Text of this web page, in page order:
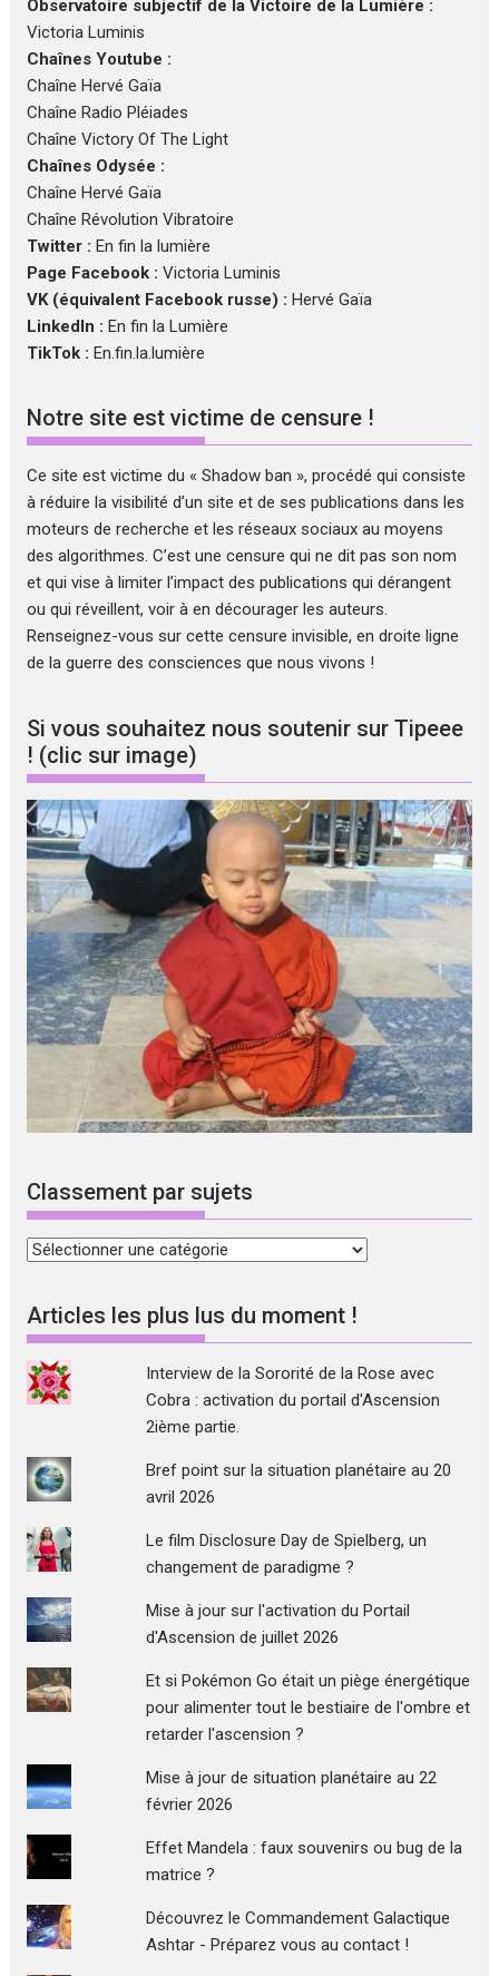
Observatoire subjectif de la Victoire de la Lumière :
Victoria Luminis
Chaînes Youtube :
Chaîne Hervé Gaïa
Chaîne Radio Pléiades
Chaîne Victory Of The Light
Chaînes Odysée :
Chaîne Hervé Gaïa
Chaîne Révolution Vibratoire
Twitter : En fin la lumière
Page Facebook : Victoria Luminis
VK (équivalent Facebook russe) : Hervé Gaïa
LinkedIn : En fin la Lumière
TikTok : En.fin.la.lumière
Notre site est victime de censure !
Ce site est victime du « Shadow ban », procédé qui consiste
à réduire la visibilité d’un site et de ses publications dans les
moteurs de recherche et les réseaux sociaux au moyens
des algorithmes. C’est une censure qui ne dit pas son nom
et qui vise à limiter l’impact des publications qui dérangent
ou qui réveillent, voir à en décourager les auteurs.
Renseignez-vous sur cette censure invisible, en droite ligne
de la guerre des consciences que nous vivons !
Si vous souhaitez nous soutenir sur Tipeee
! (clic sur image)
Classement par sujets
Classement
sujets
Articles les plus lus du moment !
Interview de la Sororité de la Rose avec
Cobra : activation du portail d'Ascension
2ième partie.
Bref point sur la situation planétaire au 20
avril 2026
Le film Disclosure Day de Spielberg, un
changement de paradigme ?
Mise à jour sur l'activation du Portail
d'Ascension de juillet 2026
Et si Pokémon Go était un piège énergétique
pour alimenter tout le bestiaire de l'ombre et
retarder l'ascension ?
Mise à jour de situation planétaire au 22
février 2026
Effet Mandela : faux souvenirs ou bug de la
matrice ?
Découvrez le Commandement Galactique
Ashtar - Préparez vous au contact !